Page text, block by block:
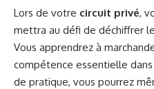
Lors de votre circuit privé,
mettra au défi de déchiffrer
Vous apprendrez à
compétence essentielle
de pratique, vous pourrez